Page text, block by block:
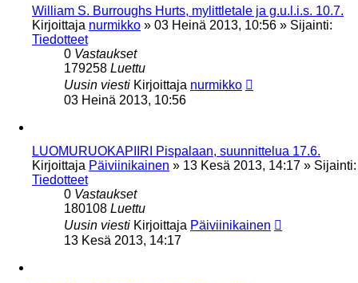
William S. Burroughs Hurts, mylittletale ja g.u.l.i.s. 10.7.
Kirjoittaja nurmikko » 03 Heinä 2013, 10:56 » Sijainti:
Tiedotteet
0 Vastaukset
179258 Luettu
Uusin viesti Kirjoittaja nurmikko
03 Heinä 2013, 10:56
LUOMURUOKAPIIRI Pispalaan, suunnittelua 17.6.
Kirjoittaja Päiviinikainen » 13 Kesä 2013, 14:17 » Sijainti:
Tiedotteet
0 Vastaukset
180108 Luettu
Uusin viesti Kirjoittaja Päiviinikainen
13 Kesä 2013, 14:17